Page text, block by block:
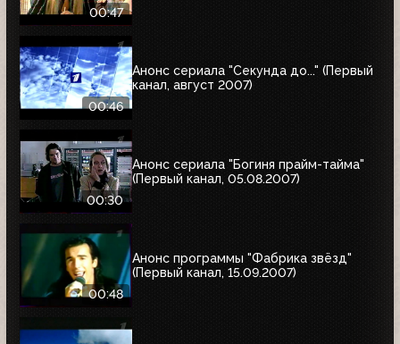
00:47
00:46
Анонс сериала "Секунда до..." (Первый
канал, август 2007)
00:30
Анонс сериала "Богиня прайм-тайма"
(Первый канал, 05.08.2007)
00:48
Анонс программы "Фабрика звёзд"
(Первый канал, 15.09.2007)